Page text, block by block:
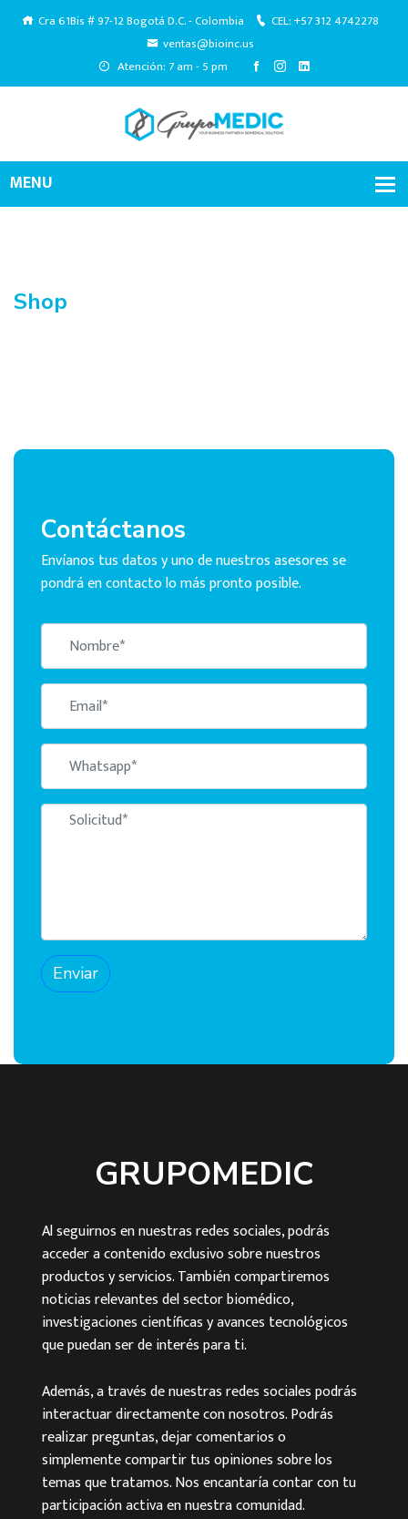
Cra 61Bis # 97-12 Bogotá D.C. - Colombia
CEL: +57 312 4742278
ventas@bioinc.us
Atención: 7 am - 5 pm
Shop
Contáctanos
Envíanos tus datos y uno de nuestros asesores se
pondrá en contacto lo más pronto posible.
Enviar
GRUPOMEDIC
Al seguirnos en nuestras redes sociales, podrás
acceder a contenido exclusivo sobre nuestros
productos y servicios. También compartiremos
noticias relevantes del sector biomédico,
investigaciones científicas y avances tecnológicos
que puedan ser de interés para ti.
Además, a través de nuestras redes sociales podrás
interactuar directamente con nosotros. Podrás
realizar preguntas, dejar comentarios o
simplemente compartir tus opiniones sobre los
temas que tratamos. Nos encantaría contar con tu
participación activa en nuestra comunidad.